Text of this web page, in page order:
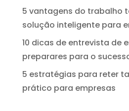
5 vantagens do trabalho
solução inteligente para
10 dicas de entrevista de
preparares para o
5 estratégias para reter
prático para empresas